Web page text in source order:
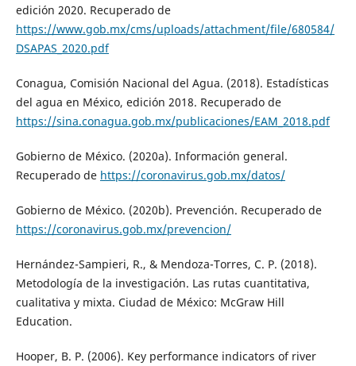
edición 2020. Recuperado de
https://www.gob.mx/cms/uploads/attachment/file/680584/
DSAPAS_2020.pdf
Conagua, Comisión Nacional del Agua. (2018). Estadísticas
del agua en México, edición 2018. Recuperado de
https://sina.conagua.gob.mx/publicaciones/EAM_2018.pdf
Gobierno de México. (2020a). Información general.
Recuperado de https://coronavirus.gob.mx/datos/
Gobierno de México. (2020b). Prevención. Recuperado de
https://coronavirus.gob.mx/prevencion/
Hernández-Sampieri, R., & Mendoza-Torres, C. P. (2018).
Metodología de la investigación. Las rutas cuantitativa,
cualitativa y mixta. Ciudad de México: McGraw Hill
Education.
Hooper, B. P. (2006). Key performance indicators of river